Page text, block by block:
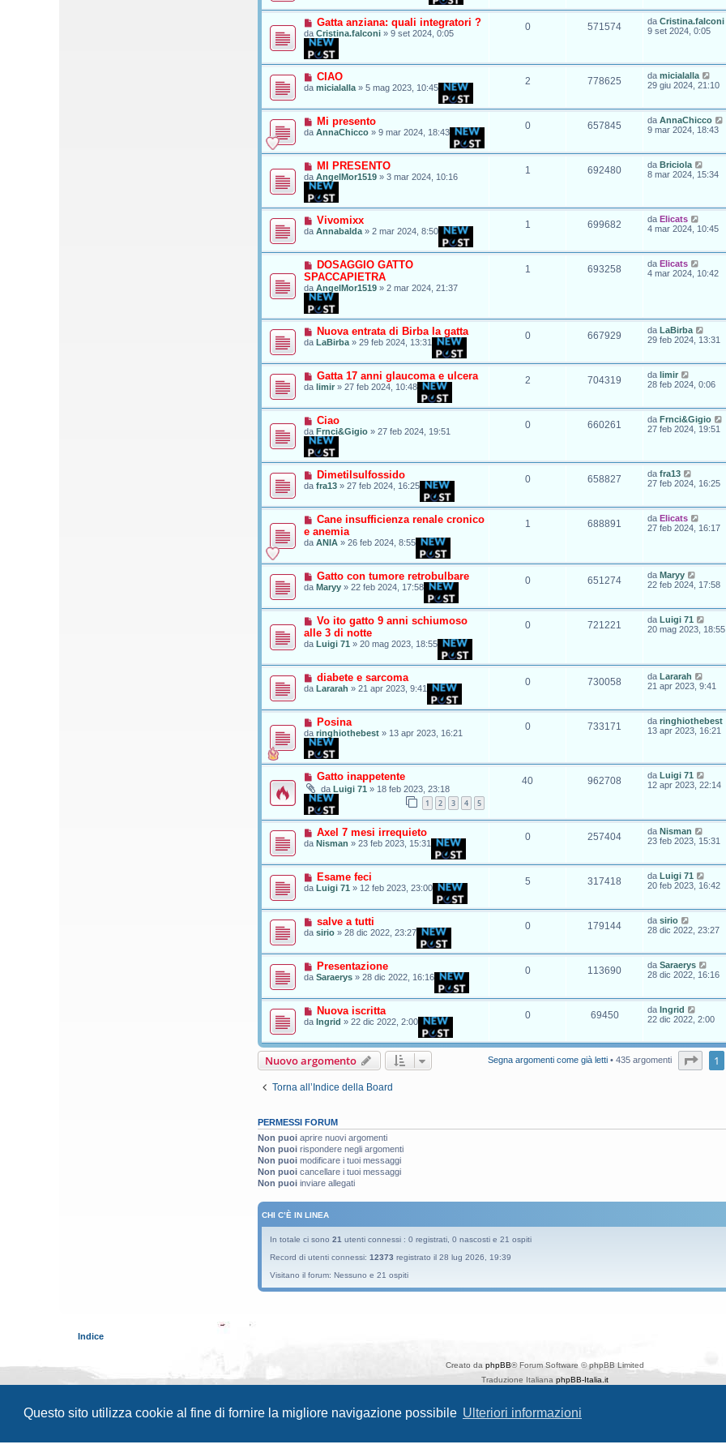
Questo sito utilizza cookie al fine di fornire la migliore navigazione possibile Ulteriori informazioni
Gatta anziana: quali integratori ?
da Cristina.falconi » 9 set 2024, 0:05
0 571574 da Cristina.falconi
9 set 2024, 0:05
CIAO
da micialalla » 5 mag 2023, 10:45
2 778625 da micialalla
29 giu 2024, 21:10
Mi presento
da AnnaChicco » 9 mar 2024, 18:43
0 657845 da AnnaChicco
9 mar 2024, 18:43
MI PRESENTO
da AngelMor1519 » 3 mar 2024, 10:16
1 692480 da Briciola
8 mar 2024, 15:34
Vivomixx
da Annabalda » 2 mar 2024, 8:50
1 699682 da Elicats
4 mar 2024, 10:45
DOSAGGIO GATTO
SPACCAPIETRA
da AngelMor1519 » 2 mar 2024, 21:37
1 693258 da Elicats
4 mar 2024, 10:42
Nuova entrata di Birba la gatta
da LaBirba » 29 feb 2024, 13:31
0 667929 da LaBirba
29 feb 2024, 13:31
Gatta 17 anni glaucoma e ulcera
da limir » 27 feb 2024, 10:48
2 704319 da limir
28 feb 2024, 0:06
Ciao
da Frnci&Gigio » 27 feb 2024, 19:51
0 660261 da Frnci&Gigio
27 feb 2024, 19:51
Dimetilsulfossido
da fra13 » 27 feb 2024, 16:25
0 658827 da fra13
27 feb 2024, 16:25
Cane insufficienza renale cronico
e anemia
da ANIA » 26 feb 2024, 8:55
1 688891 da Elicats
27 feb 2024, 16:17
Gatto con tumore retrobulbare
da Maryy » 22 feb 2024, 17:58
0 651274 da Maryy
22 feb 2024, 17:58
Vo ito gatto 9 anni schiumoso
alle 3 di notte
da Luigi 71 » 20 mag 2023, 18:55
0 721221 da Luigi 71
20 mag 2023, 18:55
diabete e sarcoma
da Lararah » 21 apr 2023, 9:41
0 730058 da Lararah
21 apr 2023, 9:41
Posina
da ringhiothebest » 13 apr 2023, 16:21
0 733171 da ringhiothebest
13 apr 2023, 16:21
Gatto inappetente
da Luigi 71 » 18 feb 2023, 23:18
1 2 3 4 5
40 962708 da Luigi 71
12 apr 2023, 22:14
Axel 7 mesi irrequieto
da Nisman » 23 feb 2023, 15:31
0 257404 da Nisman
23 feb 2023, 15:31
Esame feci
da Luigi 71 » 12 feb 2023, 23:00
5 317418 da Luigi 71
20 feb 2023, 16:42
salve a tutti
da sirio » 28 dic 2022, 23:27
0 179144 da sirio
28 dic 2022, 23:27
Presentazione
da Saraerys » 28 dic 2022, 16:16
0 113690 da Saraerys
28 dic 2022, 16:16
Nuova iscritta
da Ingrid » 22 dic 2022, 2:00
0 69450 da Ingrid
22 dic 2022, 2:00
Nuovo argomento Segna argomenti come già letti • 435 argomenti 1
Torna all’Indice della Board
PERMESSI FORUM
Non puoi aprire nuovi argomenti
Non puoi rispondere negli argomenti
Non puoi modificare i tuoi messaggi
Non puoi cancellare i tuoi messaggi
Non puoi inviare allegati
CHI C’È IN LINEA
In totale ci sono 21 utenti connessi : 0 registrati, 0 nascosti e 21 ospiti
Record di utenti connessi: 12373 registrato il 28 lug 2026, 19:39
Visitano il forum: Nessuno e 21 ospiti
Indice
Creato da phpBB® Forum Software © phpBB Limited
Traduzione Italiana phpBB-Italia.it
phpBB SiteMaker